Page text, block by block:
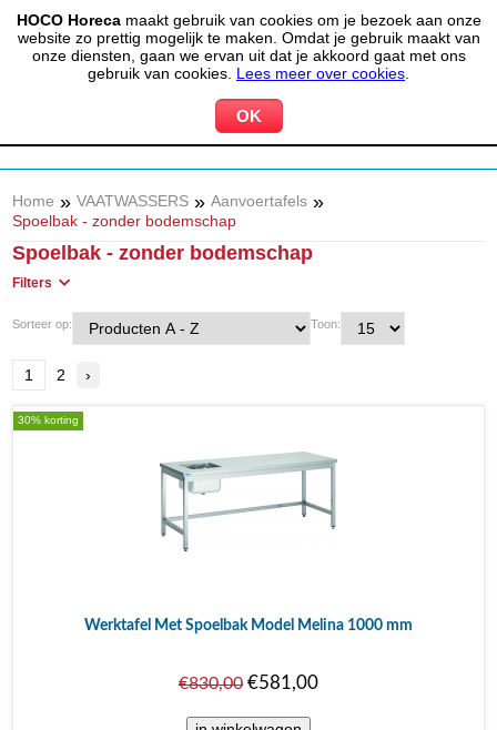
HOCO Horecamaakt gebruik van cookies om je bezoek aan onze
website zo prettig mogelijk te maken. Omdat je gebruik maakt van
onze diensten, gaan we ervan uit dat je akkoord gaat met ons
gebruik van cookies. Lees meer over cookies
(020) 497 6325 info@hocohoreca.nl
MIJN ACCOUNT 0 WINKELWAGEN
Home » VAATWASSERS » Aanvoertafels »
Spoelbak - zonder bodemschap
Spoelbak - zonder bodemschap
Filters
Sorteer op: Toon:
1 2 ›
30% korting
Werktafel Met Spoelbak Model Melina 1000 mm
€830,00 €581,00